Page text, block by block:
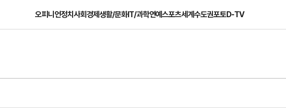
오피니언정치사회경제생활/문화IT/과학연예스포츠세계수도권포토D-TV